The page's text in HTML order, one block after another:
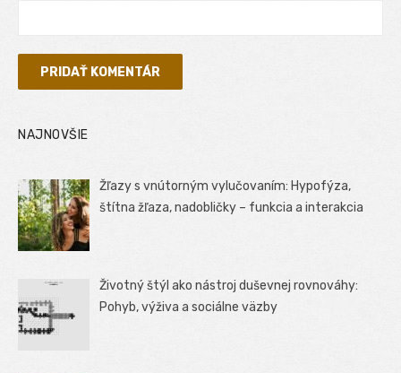
NAJNOVŠIE
Žľazy s vnútorným vylučovaním: Hypofýza,
štítna žľaza, nadobličky – funkcia a interakcia
Životný štýl ako nástroj duševnej rovnováhy:
Pohyb, výživa a sociálne väzby